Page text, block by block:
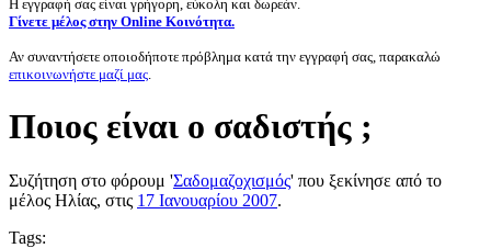
Η εγγραφή σας είναι γρήγορη, εύκολη και δωρεάν.
Γίνετε μέλος στην Online Κοινότητα.
Αν συναντήσετε οποιοδήποτε πρόβλημα κατά την εγγραφή σας, παρακαλώ
επικοινωνήστε μαζί μας.
Ποιος είναι ο σαδιστής ;
Συζήτηση στο φόρουμ 'Σαδομαζοχισμός' που ξεκίνησε από το
μέλος Ηλίας, στις 17 Ιανουαρίου 2007.
Tags: